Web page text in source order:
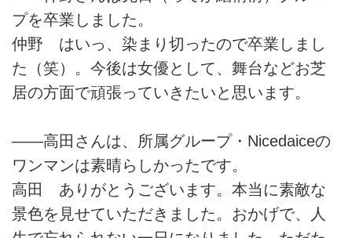
プを卒業しました。
仲野 はいっ、染まり切ったので卒業しまし
た（笑）。今後は女優として、舞台などお芝
居の方面で頑張っていきたいと思います。
――高田さんは、所属グループ・Nicedaiceの
ワンマンは素晴らしかったです。
高田 ありがとうございます。本当に素敵な
景色を見せていただきました。おかげで、人